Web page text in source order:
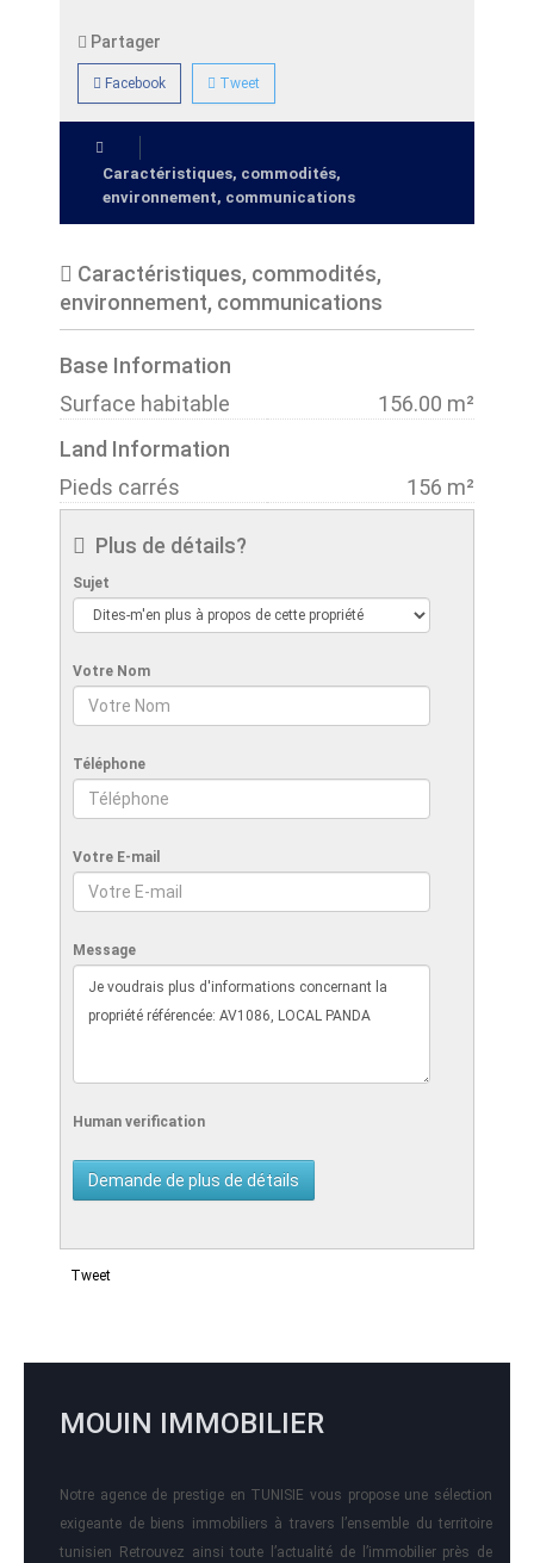
Partager
Facebook Tweet
Caractéristiques, commodités,
environnement, communications
Caractéristiques, commodités,
environnement, communications
Base Information
Surface habitable
156.00 m²
Land Information
Pieds carrés
156 m²
Plus de détails?
Sujet
Votre Nom
Téléphone
Votre E-mail
Message
Human verification
Tweet
MOUIN IMMOBILIER
Notre agence de prestige en TUNISIE vous propose une sélection
exigeante de biens immobiliers à travers l’ensemble du territoire
tunisien Retrouvez ainsi toute l’actualité de l’immobilier près de